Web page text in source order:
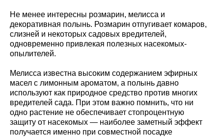
Не менее интересны розмарин, мелисса и
декоративная полынь. Розмарин отпугивает комаров,
слизней и некоторых садовых вредителей,
одновременно привлекая полезных насекомых-
опылителей.
Мелисса известна высоким содержанием эфирных
масел с лимонным ароматом, а полынь давно
используют как природное средство против многих
вредителей сада. При этом важно помнить, что ни
одно растение не обеспечивает стопроцентную
защиту от насекомых — наиболее заметный эффект
получается именно при совместной посадке